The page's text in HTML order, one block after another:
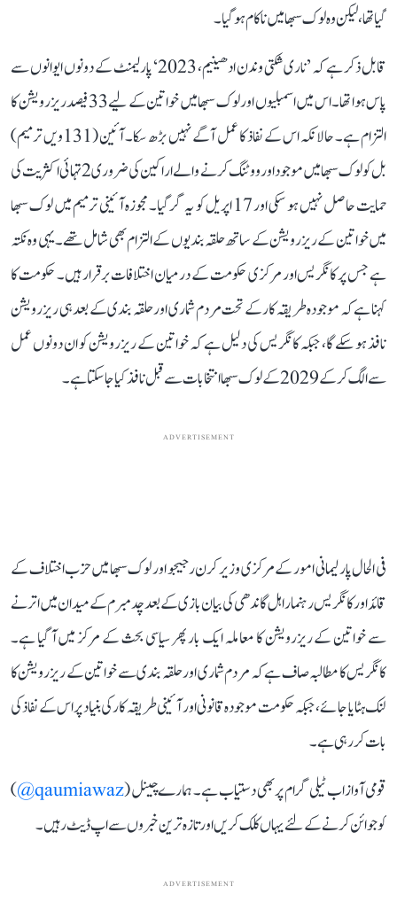
گیا تھا، لیکن وہ لوک سبھا میں ناکام ہو گیا۔
قابل ذکر ہے کہ ’ناری شکتی وندن ادھینیم، 2023‘ پارلیمنٹ کے دونوں ایوانوں سے
پاس ہوا تھا۔ اس میں اسمبلیوں اور لوک سبھا میں خواتین کے لیے 33 فیصد ریزرویشن کا
التزام ہے۔ حالانکہ اس کے نفاذ کا عمل آگے نہیں بڑھ سکا۔ آئین (131ویں ترمیم)
بل کو لوک سبھا میں موجود اور ووٹنگ کرنے والے اراکین کی ضروری 2 تہائی اکثریت کی
حمایت حاصل نہیں ہو سکی اور 17 اپریل کو یہ گر گیا۔ مجوزہ آئینی ترمیم میں لوک سبھا
میں خواتین کے ریزرویشن کے ساتھ حلقہ بندیوں کے التزام بھی شامل تھے۔ یہی وہ نکتہ
ہے جس پر کانگریس اور مرکزی حکومت کے درمیان اختلافات برقرار ہیں۔ حکومت کا
کہنا ہے کہ موجودہ طریقہ کار کے تحت مردم شماری اور حلقہ بندی کے بعد ہی ریزرویشن
نافذ ہو سکے گا، جبکہ کانگریس کی دلیل ہے کہ خواتین کے ریزرویشن کو ان دونوں عمل
سے الگ کر کے 2029 کے لوک سبھا انتخابات سے قبل نافذ کیا جا سکتا ہے۔
ADVERTISEMENT
فی الحال پارلیمانی امور کے مرکزی وزیر کرن رجیجو اور لوک سبھا میں حزب اختلاف کے
قائد اور کانگریس رہنما راہل گاندھی کی بیان بازی کے بعد چدمبرم کے میدان میں اترنے
سے خواتین کے ریزرویشن کا معاملہ ایک بار پھر سیاسی بحث کے مرکز میں آ گیا ہے۔
کانگریس کا مطالبہ صاف ہے کہ مردم شماری اور حلقہ بندی سے خواتین کے ریزرویشن کا
لنک ہٹایا جائے، جبکہ حکومت موجودہ قانونی اور آئینی طریقہ کار کی بنیاد پر اس کے نفاذ کی
بات کر رہی ہے۔
قومی آواز اب ٹیلی گرام پر بھی دستیاب ہے۔ ہمارے چینل (qaumiawaz@
)
کو جوائن کرنے کے لئے یہاں کلک کریں اور تازہ ترین خبروں سے اپ ڈیٹ رہیں۔
ADVERTISEMENT